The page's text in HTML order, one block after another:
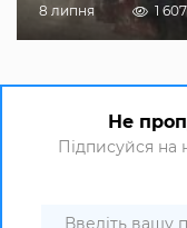
8 липня 1 607
Не
Підписуйся на